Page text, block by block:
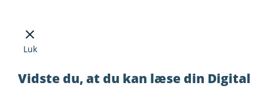
Luk
Vidste du, at du kan læse din Digital